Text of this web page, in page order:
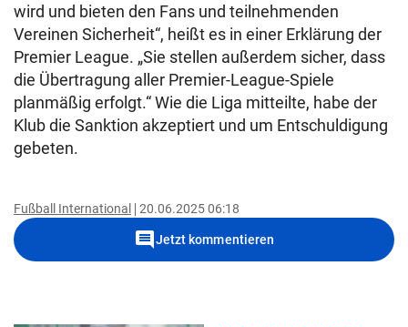
wird und bieten den Fans und teilnehmenden
Vereinen Sicherheit“, heißt es in einer Erklärung der
Premier League. „Sie stellen außerdem sicher, dass
die Übertragung aller Premier-League-Spiele
planmäßig erfolgt.“ Wie die Liga mitteilte, habe der
Klub die Sanktion akzeptiert und um Entschuldigung
gebeten.
Fußball International 20.06.2025 06:18
commentJetzt kommentieren